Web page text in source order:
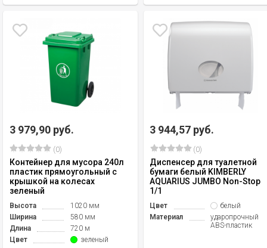
3 979,90 руб.
(0)
Контейнер для мусора 240л
пластик прямоугольный с
крышкой на колесах
зеленый
Высота
1020 мм
Ширина
580 мм
Длина
720 м
Цвет
зеленый
3 944,57 руб.
(0)
Диспенсер для туалетной
бумаги белый KIMBERLY
AQUARIUS JUMBO Non-Stop
1/1
Цвет
белый
Материал
ударопрочный
ABS-пластик